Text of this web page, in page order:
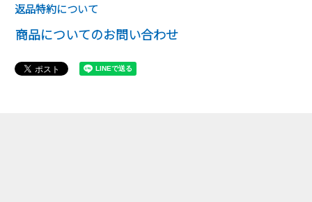
返品特約について
商品についてのお問い合わせ